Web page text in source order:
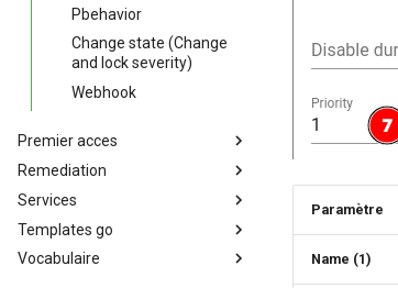
Pbehavior
Change state (Change
and lock severity)
Webhook
Premier acces
Premier accès à Canopsis
Remediation
La remédiation dans Canopsis
Services
Les services
Cas d'usage de méthode de
Templates go
Templates (Go)
Vocabulaire
Paramètre
Name (1)